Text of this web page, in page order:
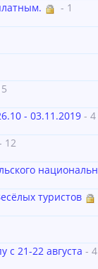
- 1
- 03.11.2019 - 4
12
туристов
с 21-22 августа - 4